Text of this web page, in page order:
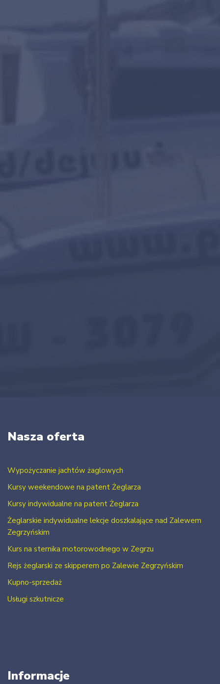
Nasza oferta
Wypożyczanie jachtów żaglowych
Kursy weekendowe na patent Żeglarza
Kursy indywidualne na patent Żeglarza
Żeglarskie indywidualne lekcje doszkalające nad Zalewem
Zegrzyńskim
Kurs na sternika motorowodnego w Zegrzu
Rejs żeglarski ze skipperem po Zalewie Zegrzyńskim
Kupno-sprzedaż
Usługi szkutnicze
Informacje